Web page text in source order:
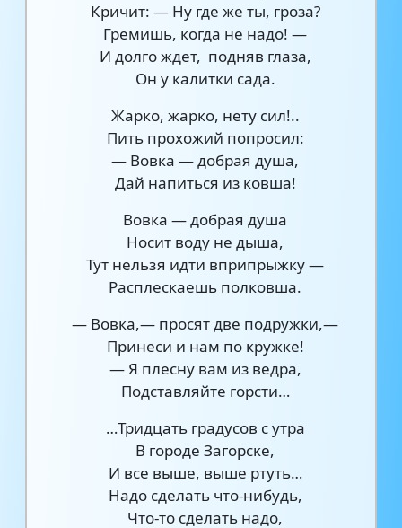
Кричит: — Ну где же ты, гроза?
Гремишь, когда не надо! —
И долго ждет, подняв глаза,
Он у калитки сада.
Жарко, жарко, нету сил!..
Пить прохожий попросил:
— Вовка — добрая душа,
Дай напиться из ковша!
Вовка — добрая душа
Носит воду не дыша,
Тут нельзя идти вприпрыжку —
Расплескаешь полковша.
— Вовка,— просят две подружки,—
Принеси и нам по кружке!
— Я плесну вам из ведра,
Подставляйте горсти…
…Тридцать градусов с утра
В городе Загорске,
И все выше, выше ртуть…
Надо сделать что-нибудь,
Что-то сделать надо,